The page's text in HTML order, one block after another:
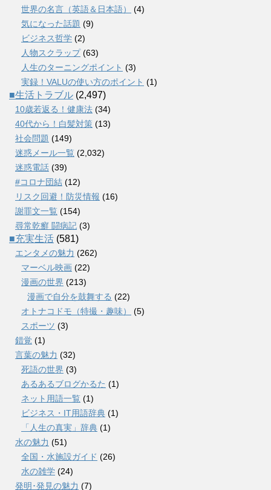
世界の名言（英語＆日本語）
(4)
気になった話題 (9)
ビジネス哲学 (2)
人物スクラップ(63)
人生のターニングポイント (3)
実録！VALUの使い方のポイント (1)
■生活トラブル (2,497)
10歳若返る！健康法 (34)
40代から！白髪対策 (13)
社会問題 (149)
迷惑メール一覧 (2,032)
迷惑電話 (39)
#コロナ団結 (12)
リスク回避！防災情報 (16)
謝罪文一覧 (154)
尋常乾癬 闘病記 (3)
■充実生活 (581)
エンタメの魅力 (262)
マーベル映画 (22)
漫画の世界 (213)
漫画で自分を鼓舞する (22)
オトナコドモ（特撮・趣味）
(5)
スポーツ (3)
錯覚 (1)
言葉の魅力 (32)
死語の世界 (3)
あるあるブログかるた (1)
ネット用語一覧 (1)
ビジネス・IT用語辞典 (1)
「人生の真実」辞典 (1)
水の魅力 (51)
全国・水施設ガイド (26)
水の雑学 (24)
発明･発見の魅力 (7)